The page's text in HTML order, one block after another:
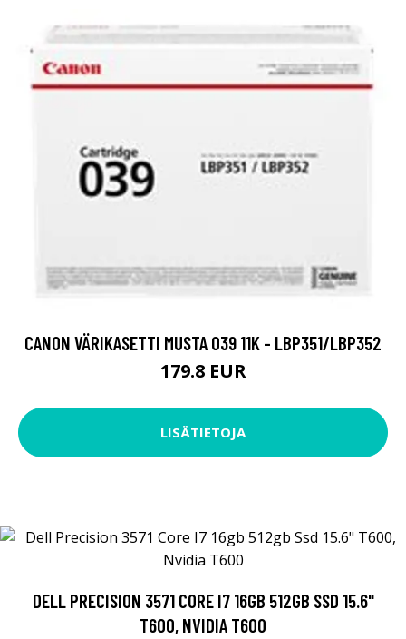
CANON VÄRIKASETTI MUSTA 039 11K - LBP351/LBP352
179.8 EUR
LISÄTIETOJA
DELL PRECISION 3571 CORE I7 16GB 512GB SSD 15.6"
T600, NVIDIA T600